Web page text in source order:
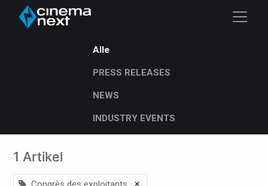
Alle
PRESS RELEASES
NEWS
INDUSTRY EVENTS
1 Artikel